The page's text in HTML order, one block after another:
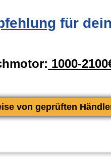
für
1000-
von geprüften